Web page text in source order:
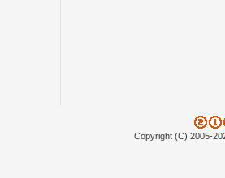
Copyright (C) 2005-